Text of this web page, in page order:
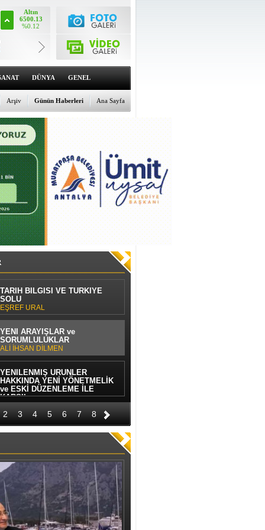
Altın
6500.13
%0.12
47.5577
Euro
55.0638
%0.16DÜNYA GENEL
Ana Sayfa
Günün Haberleri
Arşiv
TARİH BİLGİSİ VE TÜRKİYE
SOLU
EŞREF URAL
YENİ ARAYIŞLAR ve
SORUMLULUKLAR
ALİ İHSAN DİLMEN
YENİLENMİŞ ÜRÜNLER
HAKKINDA YENİ YÖNETMELİK
ve ESKİ DÜZENLEME İLE
KARŞIL
AV CÜNEYT KARASU
TÜKETİCİNİN PAZARDA
ÜRÜNLERİ SEÇME HAKKI VAR
MI?
AV İBRAHİM GÜLLÜ
CAZİBE YA DA SOSYAL
AHMET İLBARS
ANTALYA'NIN İHTİYACI, BİR
DENİZCİLİK MASTER PLANIDIR
CEM ARÜV
MÜCEVHERİN GÜCÜ VE ÖNEMİ
SERDAR YILMAZ
2 3 4 5 6 7 8